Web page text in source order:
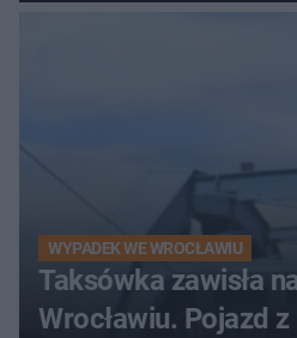
WYPADEK WE WROCŁAWIU
Taksówka zawisła
Wrocławiu. Pojazd